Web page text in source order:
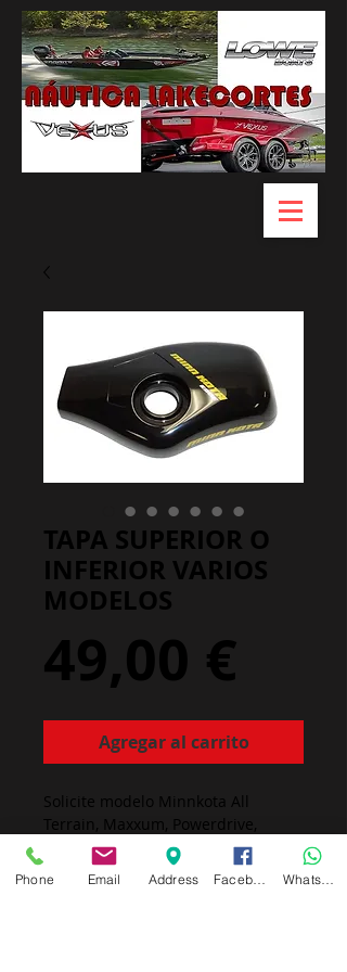
TAPA SUPERIOR O
INFERIOR VARIOS
MODELOS
49,00 €
Agregar al carrito
Solicite modelo Minnkota All
Terrain, Maxxum, Powerdrive,
Fortrex, etc... tanto superior como
inferior o juego completo
Phone Email Address